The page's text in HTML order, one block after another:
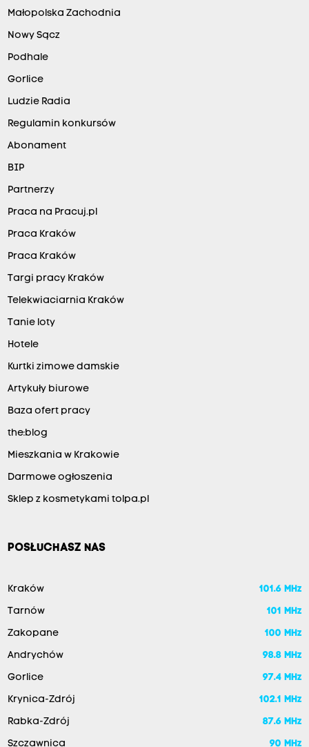
Małopolska Zachodnia
Nowy Sącz
Podhale
Gorlice
Ludzie Radia
Regulamin konkursów
Abonament
BIP
Partnerzy
Praca na Pracuj.pl
Praca Kraków
Praca Kraków
Targi pracy Kraków
Telekwiaciarnia Kraków
Tanie loty
Hotele
Kurtki zimowe damskie
Artykuły biurowe
Baza ofert pracy
the:blog
Mieszkania w Krakowie
Darmowe ogłoszenia
Sklep z kosmetykami tolpa.pl
POSŁUCHASZ NAS
Kraków 101.6 MHz
Tarnów 101 MHz
Zakopane 100 MHz
Andrychów 98.8 MHz
Gorlice 97.4 MHz
Krynica-Zdrój 102.1 MHz
Rabka-Zdrój 87.6 MHz
Szczawnica 90 MHz